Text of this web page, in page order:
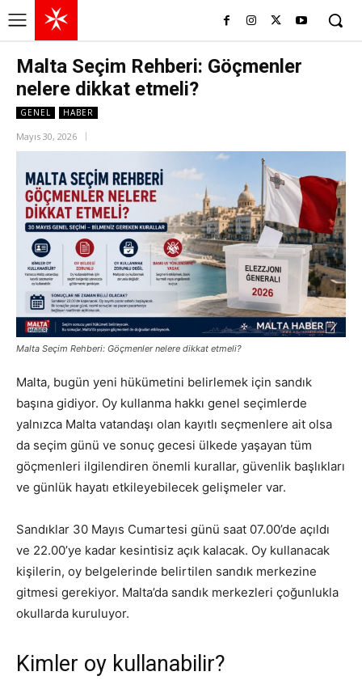
Malta Seçim Rehberi: Göçmenler
nelere dikkat etmeli?
GENEL HABER
Mayıs 30, 2026
Malta Seçim Rehberi: Göçmenler nelere dikkat etmeli?
Malta, bugün yeni hükümetini belirlemek için sandık
başına gidiyor. Oy kullanma hakkı genel seçimlerde
yalnızca Malta vatandaşı olan kayıtlı seçmenlere ait olsa
da seçim günü ve sonuç gecesi ülkede yaşayan tüm
göçmenleri ilgilendiren önemli kurallar, güvenlik başlıkları
ve günlük hayatı etkileyebilecek gelişmeler var.
Sandıklar 30 Mayıs Cumartesi günü saat 07.00’de açıldı
ve 22.00’ye kadar kesintisiz açık kalacak. Oy kullanacak
kişilerin, oy belgelerinde belirtilen sandık merkezine
gitmesi gerekiyor. Malta’da sandık merkezleri çoğunlukla
okullarda kuruluyor.
Kimler oy kullanabilir?